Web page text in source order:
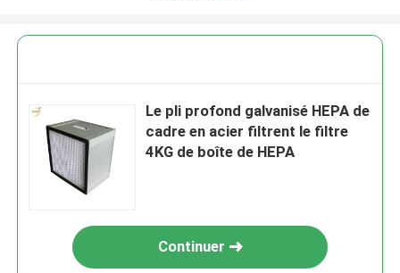
Le pli profond galvanisé HEPA de
cadre en acier filtrent le filtre
4KG de boîte de HEPA
Continuer